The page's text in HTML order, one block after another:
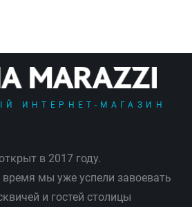
ИНТЕРНЕТ-МАГАЗИН
в 2017 году.
время мы уже успели завоевать
и гостей столицы